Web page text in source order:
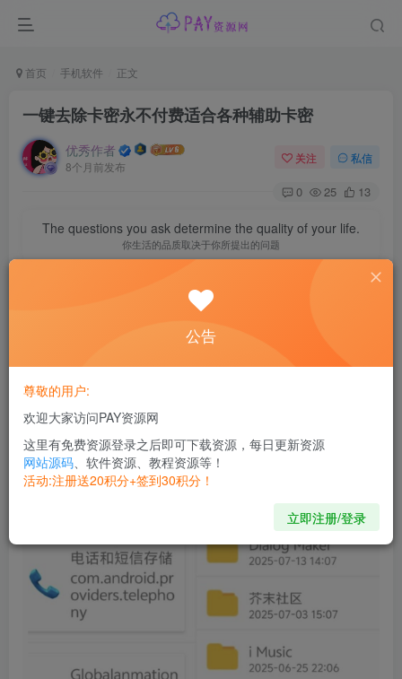
首页 手机软件 正文
一键去除卡密永不付费适合各种辅助卡密
优秀作者
8个月前发布
关注 私信
0 25 13
The questions you ask determine the quality of your life.
你生活的品质取决于你所提出的问题
一键去除卡密永不付费适合各种辅助卡密
声明：内容转自网络，仅供学习交流使用，自行测试，基本
都具有时效性，后续收费删除即可
图片介绍
公告
尊敬的用户:
欢迎大家访问PAY资源网
这里有免费资源登录之后即可下载资源，每日更新资源
网站源码、软件资源、教程资源等！
活动:注册送20积分+签到30积分！
立即注册/登录